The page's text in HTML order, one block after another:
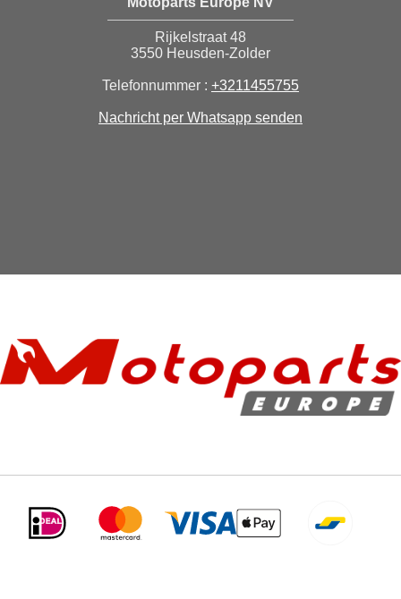
Rijkelstraat 48
3550 Heusden-Zolder
Telefonnummer : +3211455755
Nachricht per Whatsapp senden